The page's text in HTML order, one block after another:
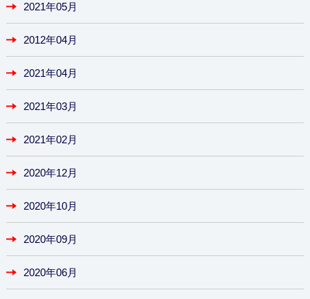
2021年05月
2012年04月
2021年04月
2021年03月
2021年02月
2020年12月
2020年10月
2020年09月
2020年06月